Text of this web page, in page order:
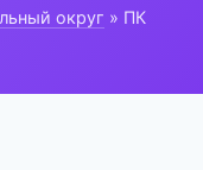
округ » ПК